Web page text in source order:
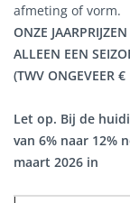
afmeting of vorm.
ONZE
ALLEEN EEN
(TWV ONGEVEER
Let op. Bij de
van 6% naar 12%
maart 2026 in